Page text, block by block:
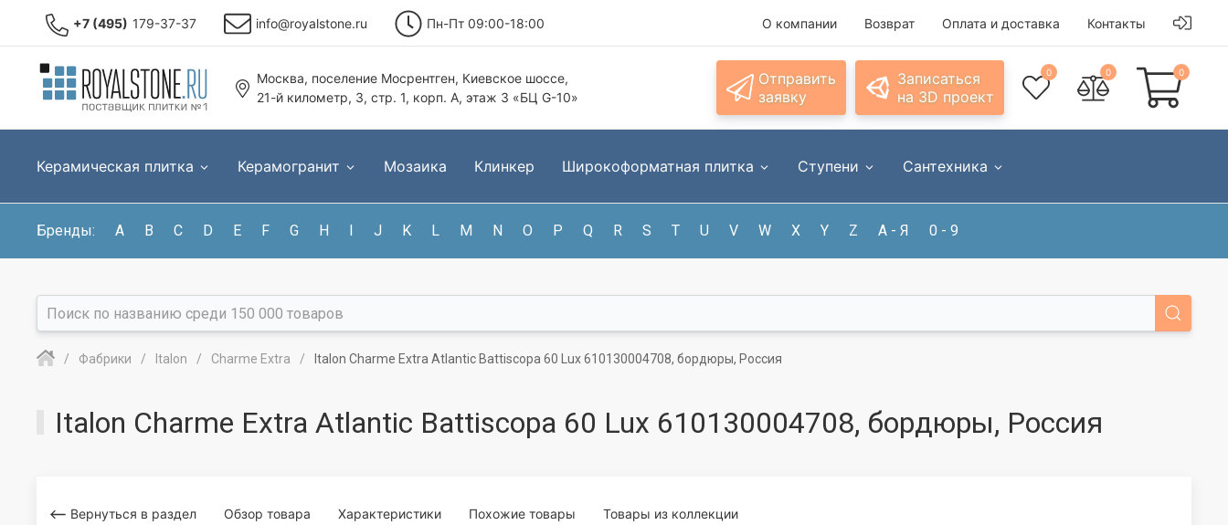
+7 (495) 179-37-37 info@royalstone.ru Пн-Пт 09:00-18:00 О компании Возврат Оплата и доставка Контакты
Москва, поселение Мосрентген, Киевское шоссе,
21-й километр, 3, стр. 1, корп. А, этаж 3 «БЦ G-10»
Отправить
заявку
Записаться
на 3D проект
0 0 0
Керамическая плитка Керамогранит Мозаика Клинкер Широкоформатная плитка Ступени Сантехника
Бренды: A B C D E F G H I J K L M N O P Q R S T U V W X Y Z А - Я 0 - 9
Фабрики Italon Charme Extra Italon Charme Extra Atlantic Battiscopa 60 Lux 610130004708, бордюры, Россия
Italon Charme Extra Atlantic Battiscopa 60 Lux 610130004708, бордюры, Россия
Вернуться в раздел Обзор товара Характеристики Похожие товары Товары из коллекции